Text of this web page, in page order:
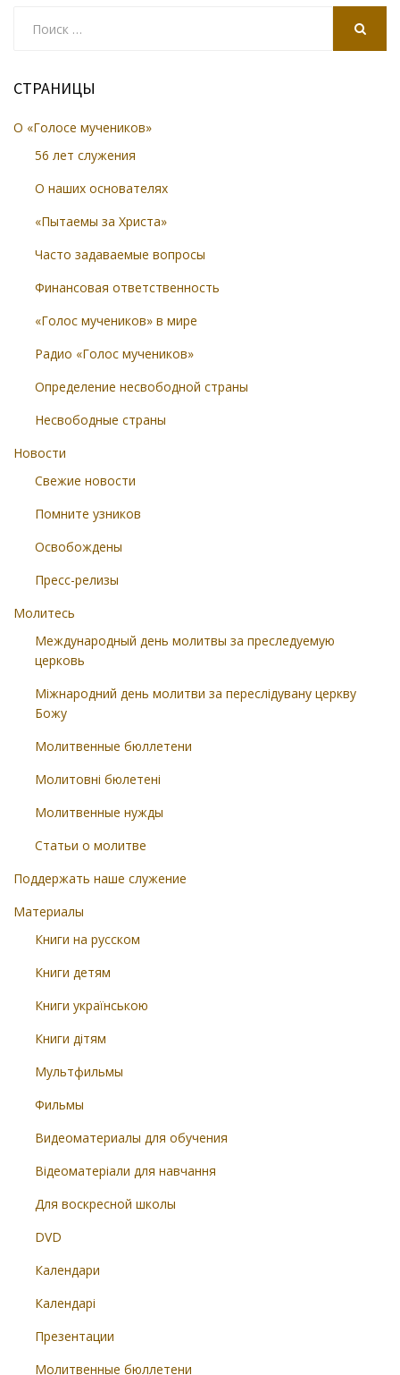
СТРАНИЦЫ
О «Голосе мучеников»
56 лет служения
О наших основателях
«Пытаемы за Христа»
Часто задаваемые вопросы
Финансовая ответственность
«Голос мучеников» в мире
Радио «Голос мучеников»
Определение несвободной страны
Несвободные страны
Новости
Свежие новости
Помните узников
Освобождены
Пресс-релизы
Молитесь
Международный день молитвы за преследуемую
церковь
Міжнародний день молитви за переслідувану церкву
Божу
Молитвенные бюллетени
Молитовні бюлетені
Молитвенные нужды
Статьи о молитве
Поддержать наше служение
Материалы
Книги на русском
Книги детям
Книги українською
Книги дітям
Мультфильмы
Фильмы
Видеоматериалы для обучения
Відеоматеріали для навчання
Для воскресной школы
DVD
Календари
Календарі
Презентации
Молитвенные бюллетени